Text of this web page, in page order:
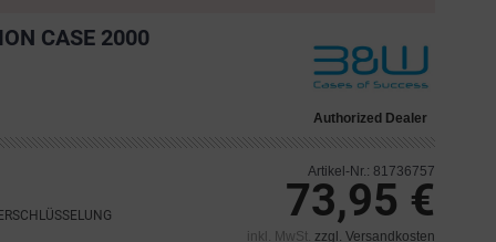
CASE 2000
Authorized Dealer
Artikel-Nr.: 81736757
73,95 €
inkl. MwSt.zzgl. Versandkosten